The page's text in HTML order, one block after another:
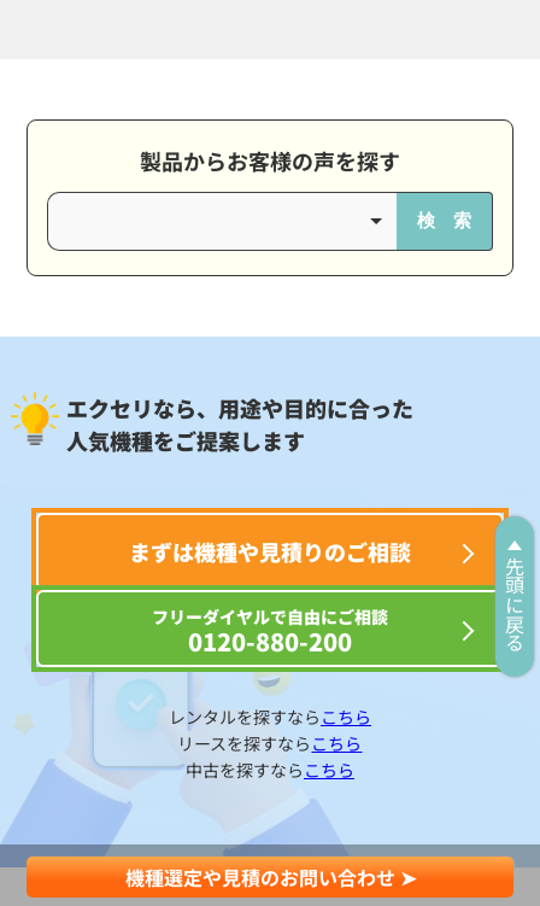
製品からお客様の声を探す
検 索
エクセリなら、用途や目的に合った
人気機種をご提案します
まずは機種や見積りのご相談
フリーダイヤルで自由にご相談
0120-880-200
レンタルを探すなら こちら
リースを探すなら こちら
中古を探すなら こちら
先頭に戻る
機種選定や見積のお問い合わせ ➤